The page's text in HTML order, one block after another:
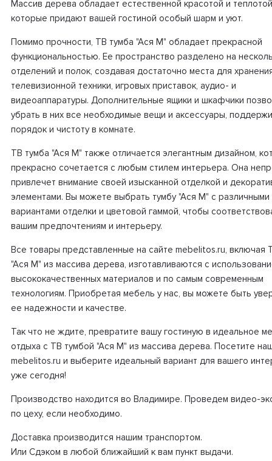
Массив дерева обладает естественной красотой и
которые придают вашей гостиной особый шарм и уют.
Помимо прочности, ТВ тумба "Ася М" обладает прекрасной
функциональностью. Ее пространство разделено на
отделений и полок, создавая достаточно места для
телевизионной техники, игровых приставок, аудио- и
видеоаппаратуры. Дополнительные ящики и шкафчики
убрать в них все необходимые вещи и аксессуары,
порядок и чистоту в комнате.
ТВ тумба "Ася М" также отличается элегантным дизайном,
прекрасно сочетается с любым стилем интерьера. Она
привлечет внимание своей изысканной отделкой и
элементами. Вы можете выбрать тумбу "Ася М" с различными
вариантами отделки и цветовой гаммой, чтобы
вашим предпочтениям и интерьеру.
Все товары представленные на сайте mebelitos.ru, включая
"Ася М" из массива дерева, изготавливаются с
высококачественных материалов и по самым современным
технологиям. Приобретая мебель у нас, вы можете быть
ее надежности и качестве.
Так что не ждите, превратите вашу гостиную в идеальное
отдыха с ТВ тумбой "Ася М" из массива дерева. Посетите
mebelitos.ru и выберите идеальный вариант для вашего
уже сегодня!
Производство находится во Владимире. Проведем видео-
по цеху, если необходимо.
Доставка производится нашим транспортом.
Или Сдэком в любой ближайший к вам пункт выдачи.